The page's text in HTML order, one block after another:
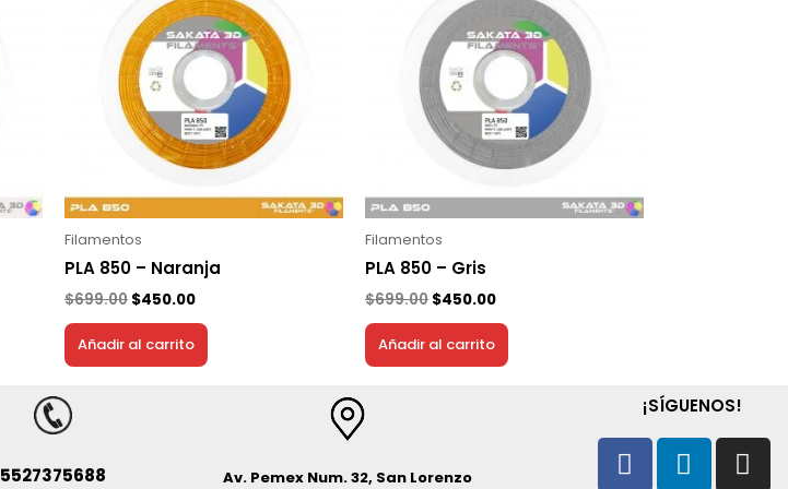
Filamentos
PLA 850 – Naranja
$699.00
$699.00.
$450.00
$450.00.
Añadir al carrito
Filamentos
PLA 850 – Gris
$699.00
$699.00.
$450.00
$450.00.
Añadir al carrito
5527375688 Av. Pemex Num. 32, San Lorenzo
¡SÍGUENOS!
Facebook